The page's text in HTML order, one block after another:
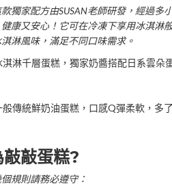
獨家配方由SUSAN老師研發，經過多
康又安心！它可在冷凍下享用冰淇淋
淋風味，滿足不同口味需求。
淋千層蛋糕，獨家奶醬搭配日系雲朵
傳統鮮奶油蛋糕，口感Q彈柔軟，多
敲蛋糕?
規則請務必遵守：